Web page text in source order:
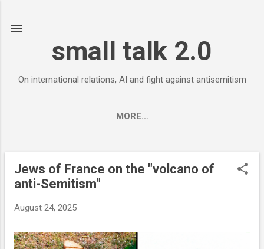
small talk 2.0
On international relations, AI and fight against antisemitism
MORE…
Jews of France on the "volcano of
anti-Semitism"
August 24, 2025